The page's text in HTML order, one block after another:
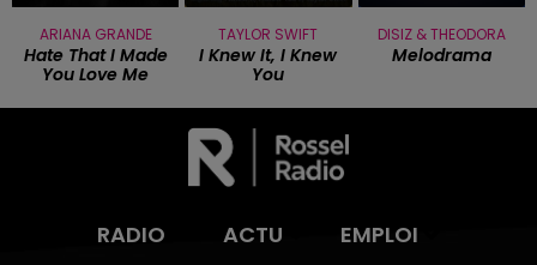
ARIANA GRANDE
Hate That I Made
You Love Me
TAYLOR SWIFT
I Knew It, I Knew
You
DISIZ & THEODORA
Melodrama
RADIO ACTU EMPLOI